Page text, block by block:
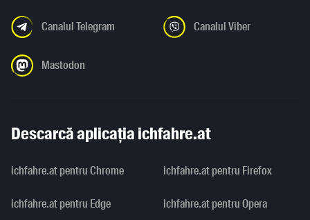
Canalul Telegram Canalul Viber
Mastodon
Descarcă aplicația ichfahre.at
ichfahre.at pentru Chrome ichfahre.at pentru Firefox
ichfahre.at pentru Edge ichfahre.at pentru Opera